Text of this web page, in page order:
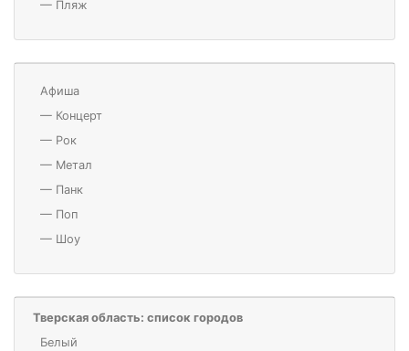
— Пляж
Афиша
— Концерт
— Рок
— Метал
— Панк
— Поп
— Шоу
Тверская область: список городов
Белый